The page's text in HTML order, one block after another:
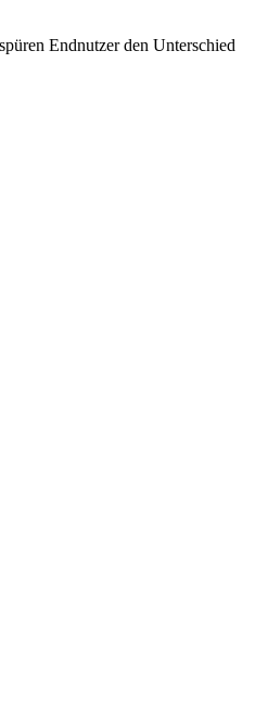
Endnutzer den Unterschied